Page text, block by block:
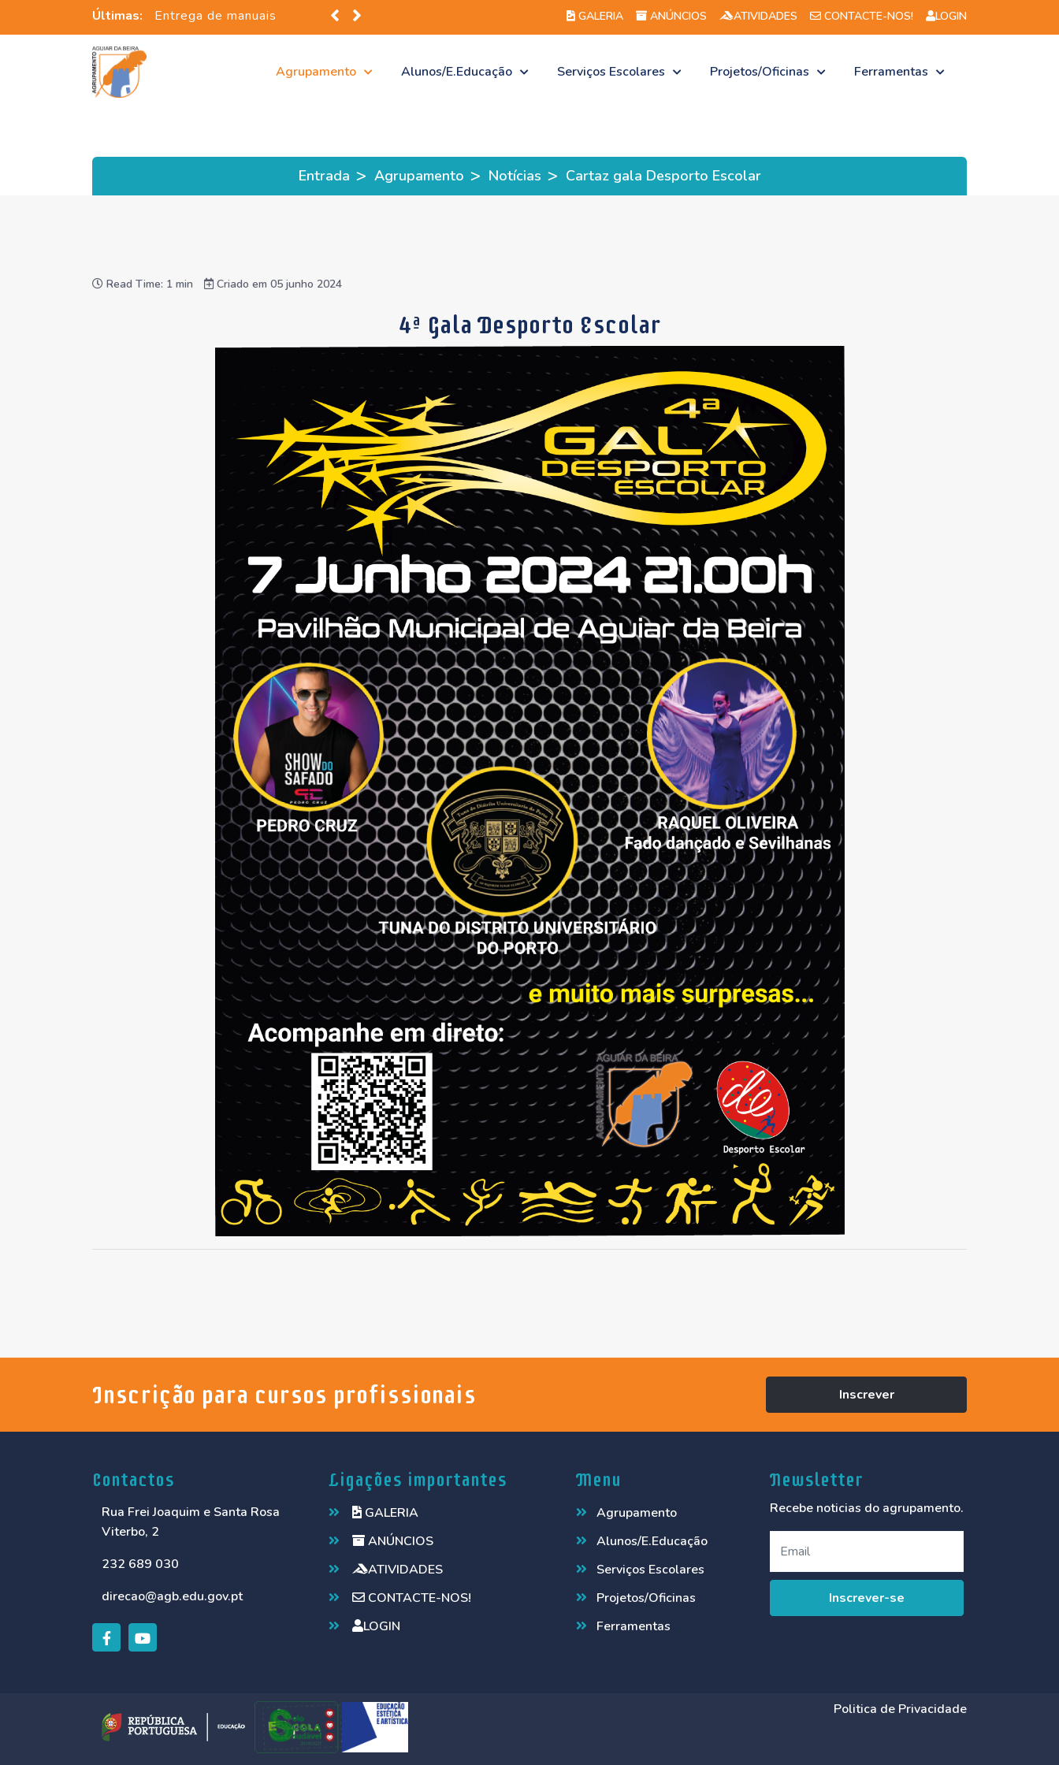
Últimas:Entrega de manuais Aviso n.º 6/2026 -2
GALERIA ANÚNCIOS ATIVIDADES CONTACTE-NOS! LOGIN
Agrupamento Alunos/E.Educação Serviços Escolares Projetos/Oficinas Ferramentas
Entrada > Agrupamento > Notícias > Cartaz gala Desporto Escolar
Read Time: 1 min Criado em 05 junho 2024
4ª Gala Desporto Escolar
Inscrição para cursos profissionais Inscrever
Contactos
Rua Frei Joaquim e Santa Rosa
Viterbo, 2
232 689 030
direcao@agb.edu.gov.pt
Ligações importantes
GALERIA
ANÚNCIOS
ATIVIDADES
CONTACTE-NOS!
LOGIN
Menu
Agrupamento
Alunos/E.Educação
Serviços Escolares
Projetos/Oficinas
Ferramentas
Newsletter
Recebe noticias do agrupamento.
Politica de Privacidade